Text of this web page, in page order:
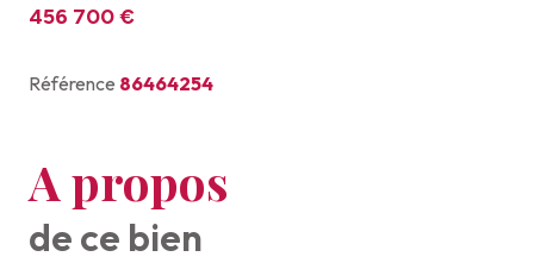
456 700 €
Référence 86464254
A propos
de ce bien